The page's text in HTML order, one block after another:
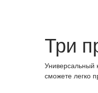
Три
Универсальный
сможете легко